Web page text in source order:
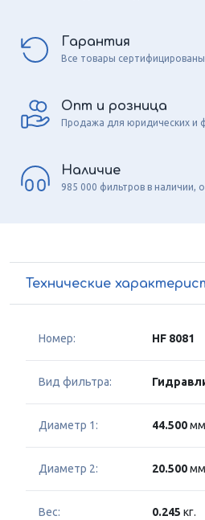
Гарантия
Все товары
Опт и розница
Продажа для юридических и
Наличие
985 000 фильтров в наличии,
Технические
Номер: HF 8081
Вид фильтра:
Диаметр 1: 44.500
Диаметр 2: 20.500
Вес: 0.245 кг.